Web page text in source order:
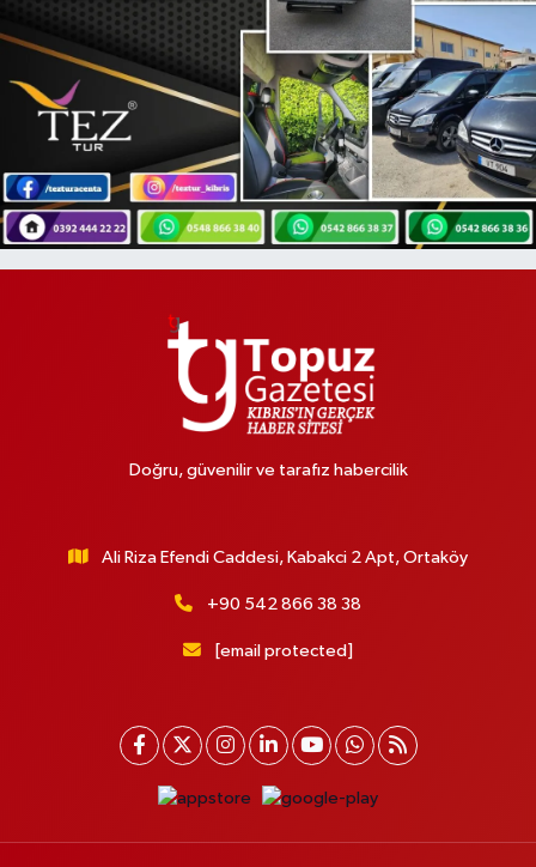
Doğru, güvenilir ve tarafız habercilik
Ali Riza Efendi Caddesi, Kabakci 2 Apt, Ortaköy
+90 542 866 38 38
[email protected]